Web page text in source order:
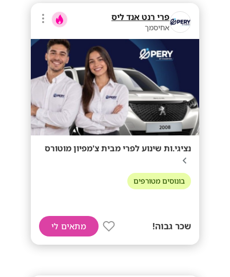
פרי רנט אנד ליס
אחיסמך
נציגי.ות שינוע לפרי מבית צ'מפיון מוטורס
בונוסים מטורפים
שכר גבוה! מתאים לי